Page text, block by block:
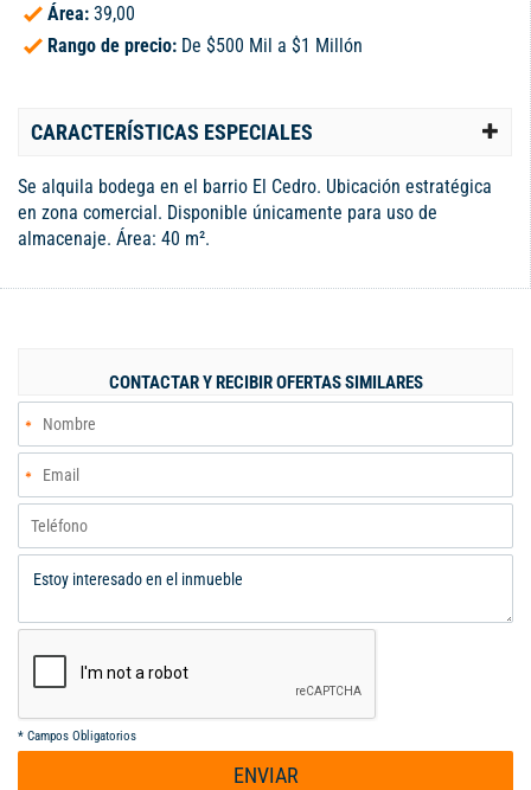
Área: 39,00
Rango de precio: De $500 Mil a $1 Millón
CARACTERÍSTICAS ESPECIALES
Se alquila bodega en el barrio El Cedro. Ubicación estratégica
en zona comercial. Disponible únicamente para uso de
almacenaje. Área: 40 m².
CONTACTAR Y RECIBIR OFERTAS SIMILARES
* Campos Obligatorios
ENVIAR